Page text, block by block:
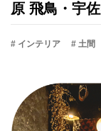
原 飛鳥・宇
# インテリア # 土間